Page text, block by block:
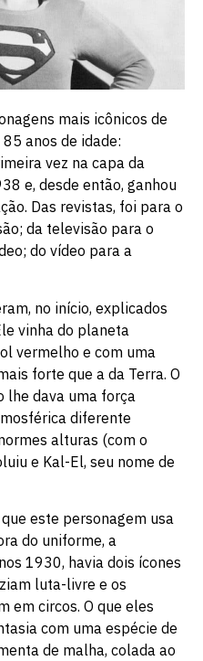
mais icônicos de
anos de idade:
vez na capa da
e, desde então, ganhou
Das revistas, foi para o
da televisão para o
do vídeo para a
no início, explicados
vinha do planeta
vermelho e com uma
forte que a da Terra. O
lhe dava uma força
diferente
alturas (com o
e Kal-El, seu nome de
este personagem usa
do uniforme, a
1930, havia dois ícones
luta-livre e os
em circos. O que eles
com uma espécie de
de malha, colada ao